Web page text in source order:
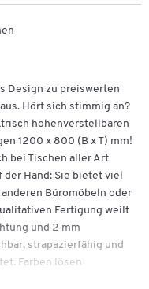
Design zu preiswerten
Hört sich stimmig an?
höhenverstellbaren
1200 x 800 (B x T) mm!
bei Tischen aller Art
Hand: Sie bietet viel
Büromöbeln oder
Fertigung weilt
und 2 mm
strapazierfähig und
Farben lösen
wir die Farbvariante